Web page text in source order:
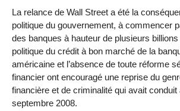
La relance de Wall Street a été la
politique du gouvernement, à commencer
des banques à hauteur de plusieurs
politique du crédit à bon marché de la
américaine et l’absence de toute réforme
financier ont encouragé une reprise du
financière et de criminalité qui avait
septembre 2008.